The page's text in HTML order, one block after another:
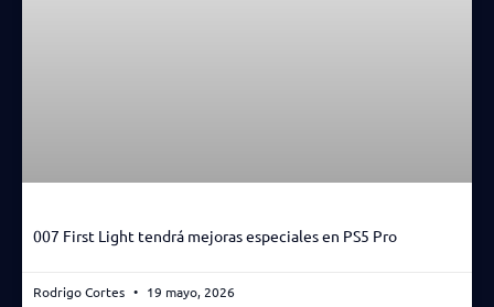
007 First Light tendrá mejoras especiales en PS5 Pro
Rodrigo Cortes 19 mayo, 2026